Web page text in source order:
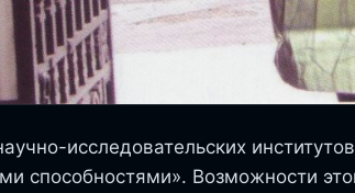
исследовательских
способностями». Возможности